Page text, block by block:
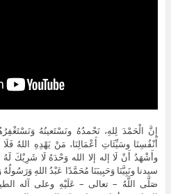
إِنَّ الْحَمْدَ لِلهِ، نَحْمدُهُ ونَسْتَعينُهُ
أَنْفُسِنَا وسَيِّئَاتِ أَعْمَالِنَا، مَنْ يَهْدِهِ اللهُ
وأَشْهَدُ أَنْ لَا إله إلا الله وَحْدَهُ لَا شَرِيْكَ
سيدنا ونَبِيَّنَا وَحَبِيبَنَا مُحَمَّدًا عَبْدُ اللهِ
صَلَّى اللَّهُ – تعالى – عَلَيْهِ وعلى آله